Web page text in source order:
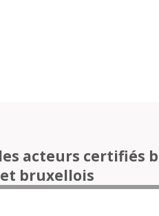
acteurs certifiés
bruxellois